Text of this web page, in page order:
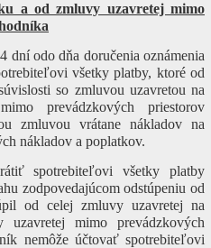
a od zmluvy uzavretej mimo
dní odo dňa doručenia oznámenia
všetky platby, ktoré od
so zmluvou uzavretou na
prevádzkových priestorov
zmluvou vrátane nákladov na
nákladov a poplatkov.
spotrebiteľovi všetky platby
zodpovedajúcom odstúpeniu od
od celej zmluvy uzavretej na
mimo prevádzkových
nemôže účtovať spotrebiteľovi